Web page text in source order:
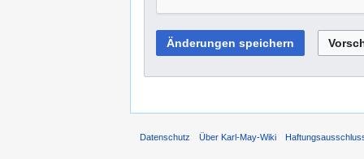
Datenschutz Über Karl-May-Wiki